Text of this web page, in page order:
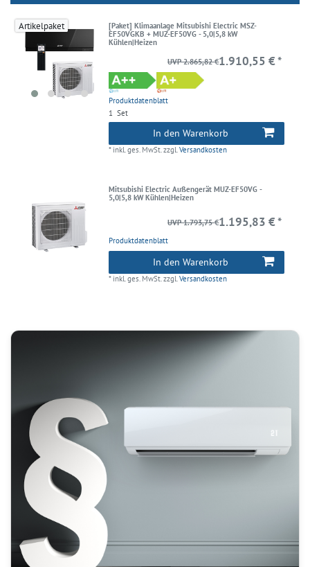
Artikelpaket
[Paket] Klimaanlage Mitsubishi Electric MSZ-
EF50VGKB + MUZ-EF50VG - 5,0|5,8 kW
Kühlen|Heizen
Produktdatenblatt
UVP 2.865,82 €1.910,55 € *
1 Set
In den Warenkorb
* inkl. ges. MwSt.zzgl.Versandkosten
Mitsubishi Electric Außengerät MUZ-EF50VG -
5,0|5,8 kW Kühlen|Heizen
Produktdatenblatt
UVP 1.793,75 €1.195,83 € *
In den Warenkorb
* inkl. ges. MwSt.zzgl.Versandkosten